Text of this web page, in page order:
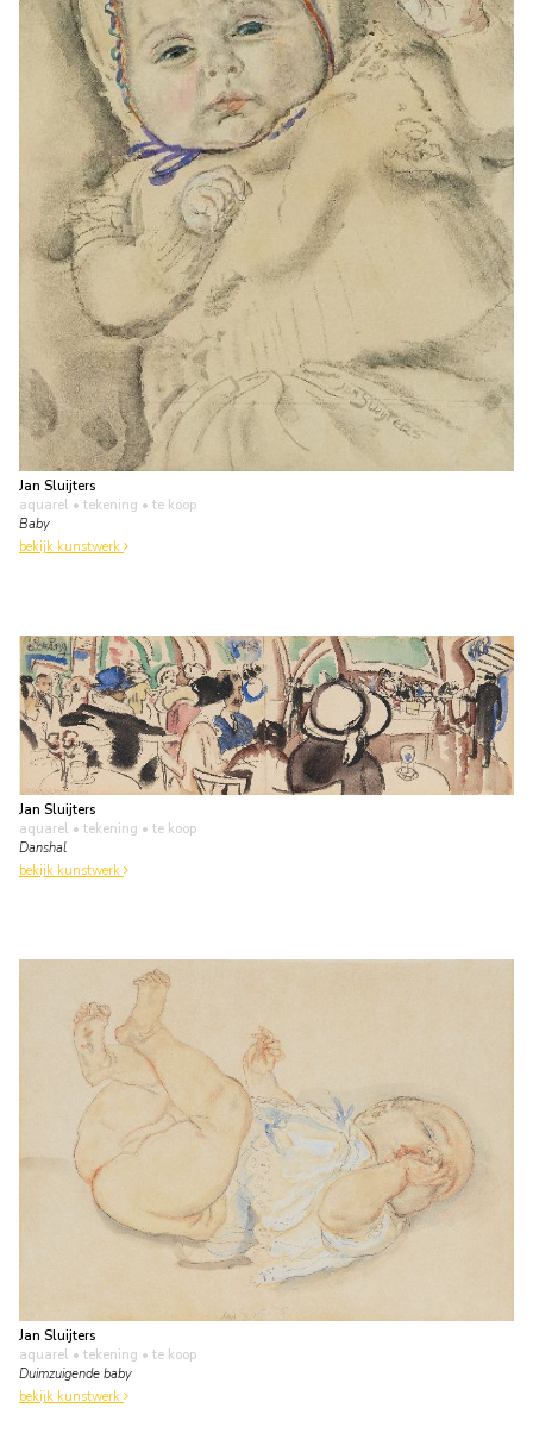
Jan Sluijters
aquarel • tekening • te koop
Baby
bekijk kunstwerk
Jan Sluijters
aquarel • tekening • te koop
Danshal
bekijk kunstwerk
Jan Sluijters
aquarel • tekening • te koop
Duimzuigende baby
bekijk kunstwerk